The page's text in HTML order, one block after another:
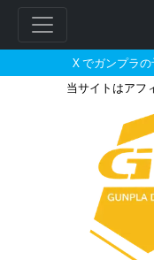
X でガンプラ
当サイトはアフ
シルエット